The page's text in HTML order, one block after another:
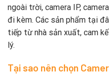
ngoài trời, camera IP,
đi kèm. Các sản phẩm tại
tiếp từ nhà sản xuất, cam
lý.
Tại sao nên chọn